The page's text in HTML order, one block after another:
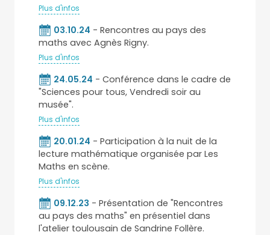
Plus d'infos
03.10.24 - Rencontres au pays des
maths avec Agnès Rigny.
Plus d'infos
24.05.24 - Conférence dans le cadre de
"Sciences pour tous, Vendredi soir au
musée".
Plus d'infos
20.01.24 - Participation à la nuit de la
lecture mathématique organisée par Les
Maths en scène.
Plus d'infos
09.12.23 - Présentation de "Rencontres
au pays des maths" en présentiel dans
l'atelier toulousain de Sandrine Follère.